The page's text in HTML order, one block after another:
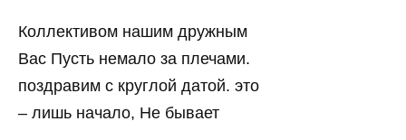
Коллективом нашим дружным
Вас Пусть немало за плечами.
поздравим с круглой датой. это
– лишь начало, Не бывает